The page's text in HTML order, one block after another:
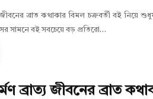
জীবনের ব্রাত কথাকার বিমল চক্রবর্তী বই নিয়ে
সামনে বই সবচেয়ে বড় প্রতিরো…
ব্রাত্য জীবনের ব্রাত